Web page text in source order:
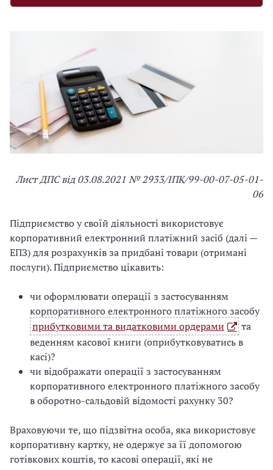
Лист ДПС від 03.08.2021 № 2933/ІПК/99-00-07-05-01-
06
Підприємство у своїй діяльності використовує
корпоративний електронний платіжний засіб (далі —
ЕПЗ) для розрахунків за придбані товари (отримані
послуги). Підприємство цікавить:
чи оформлювати операції з застосуванням
корпоративного електронного платіжного засобу
прибутковими та видатковими ордерами
та
веденням касової книги (оприбутковуватись в
касі)?
чи відображати операції з застосуванням
корпоративного електронного платіжного засобу
в оборотно-сальдовій відомості рахунку 30?
Враховуючи те, що підзвітна особа, яка використовує
корпоративну картку, не одержує за її допомогою
готівкових коштів, то касові операції, які не